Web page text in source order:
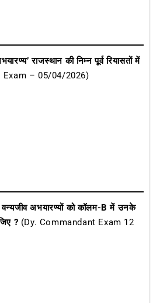
राजस्थान की निम्न पूर्व रियासतों में
Exam – 05/04/2026)
अभयारण्यों को कॉलम-B में उनके
? (Dy. Commandant Exam 12